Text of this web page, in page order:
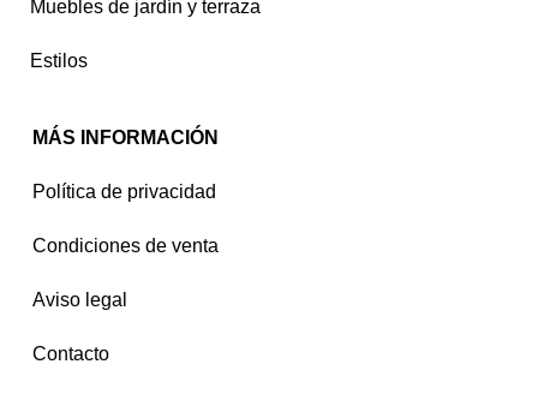
Muebles de jardín y terraza
Estilos
MÁS INFORMACIÓN
Política de privacidad
Condiciones de venta
Aviso legal
Contacto